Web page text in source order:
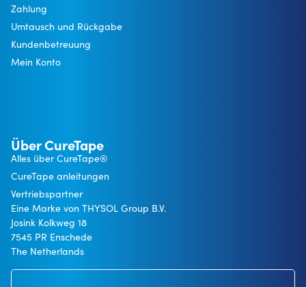
Zahlung
Umtausch und Rückgabe
Kundenbetreuung
Mein Konto
Über CureTape
Alles über CureTape®
CureTape anleitungen
Vertriebspartner
Eine Marke von THYSOL Group B.V.
Josink Kolkweg 18
7545 PR Enschede
The Netherlands